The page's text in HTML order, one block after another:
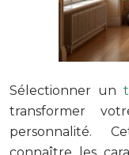
Sélectionner un
transformer
personnalité.